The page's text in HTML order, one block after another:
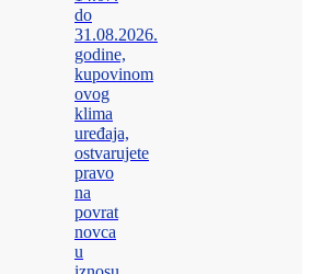
do
31.08.2026.
godine,
kupovinom
ovog
klima
uređaja,
ostvarujete
pravo
na
povrat
novca
u